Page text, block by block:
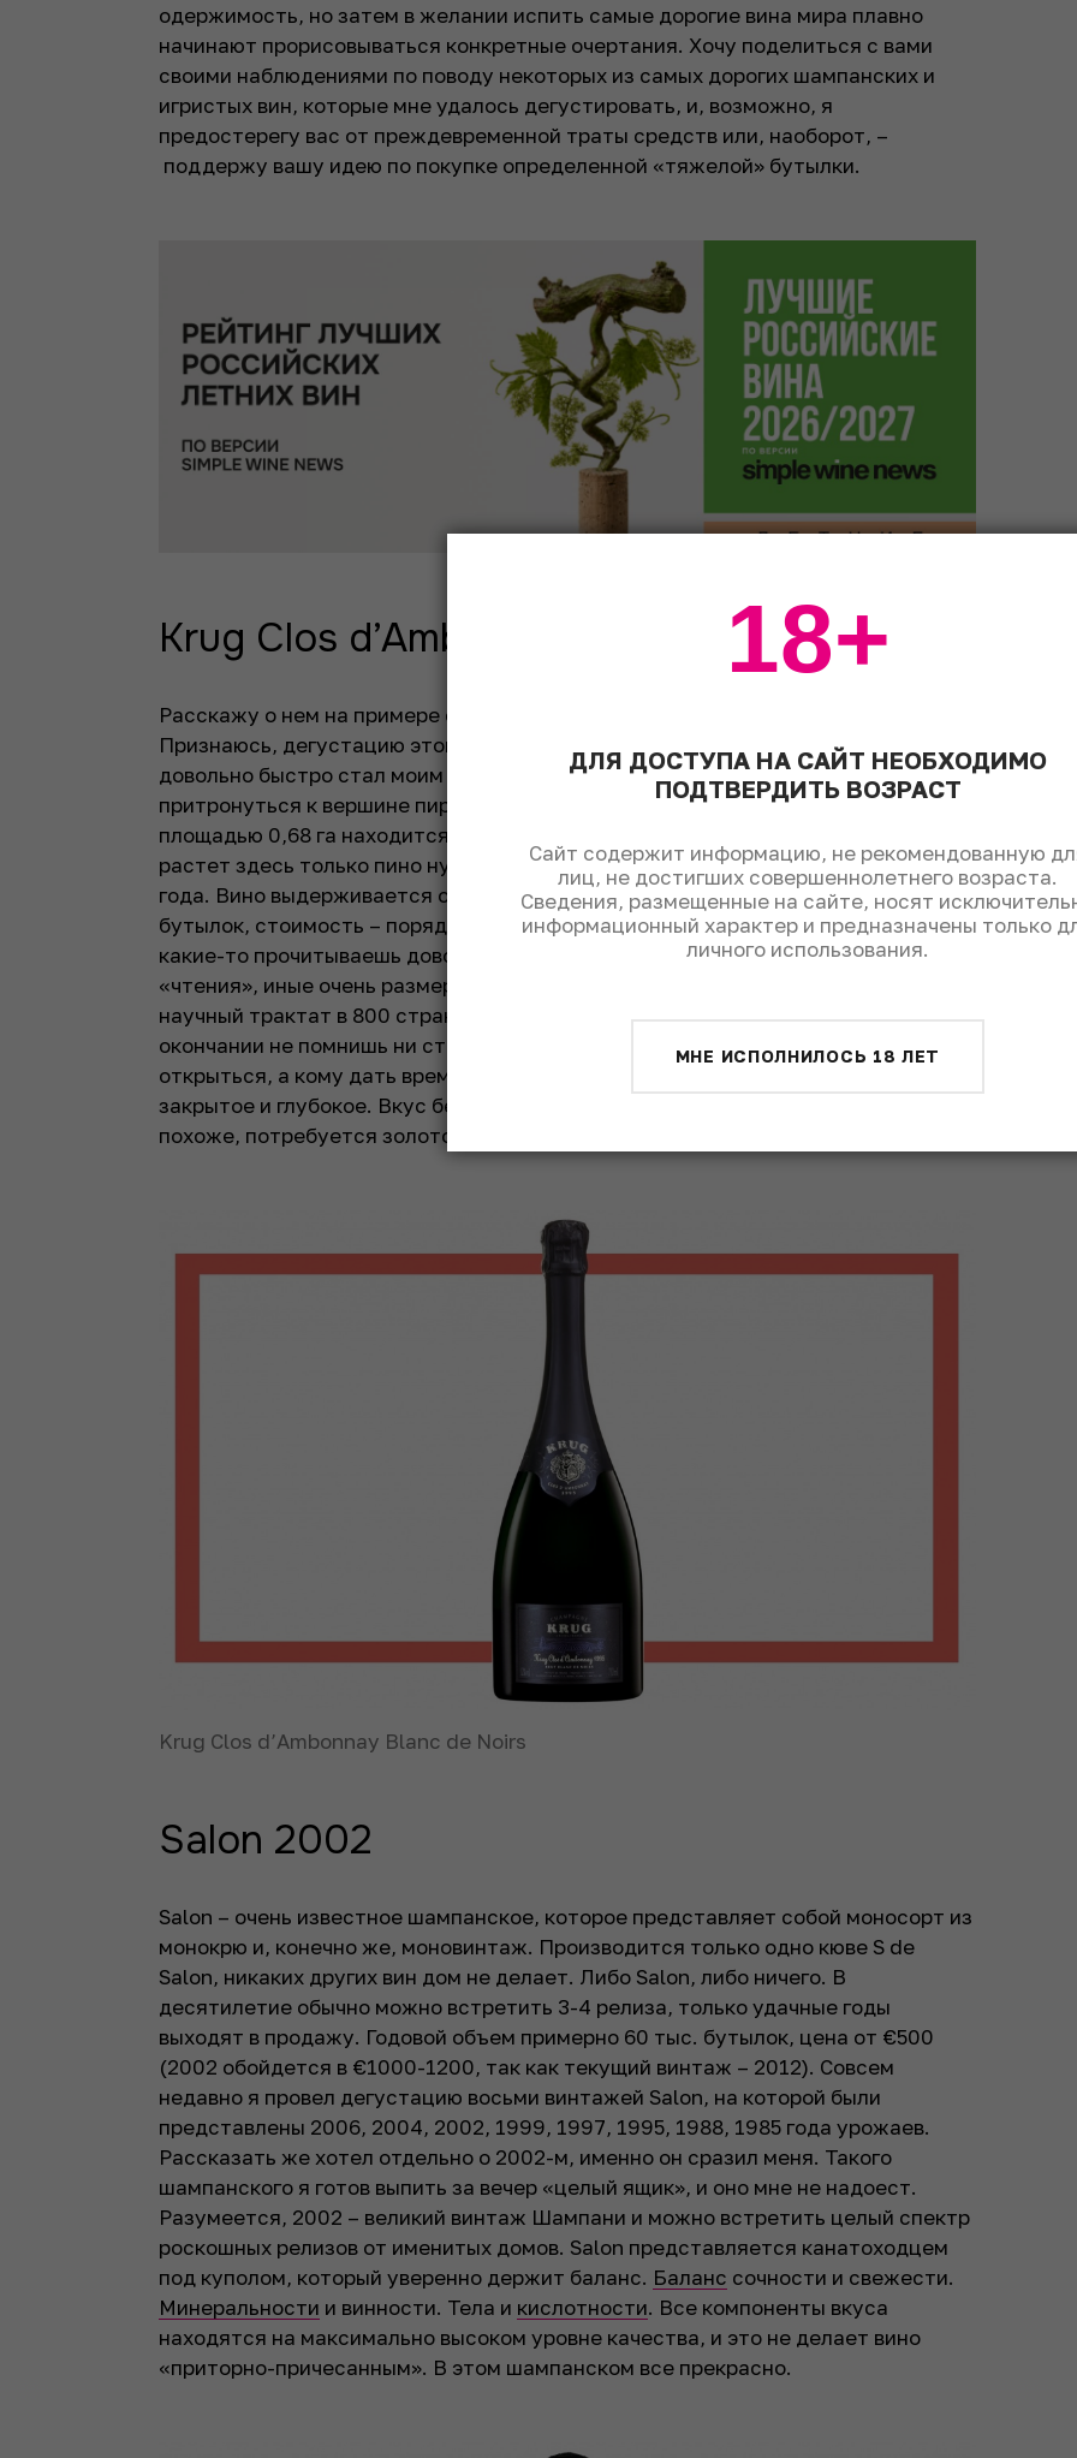
одержимость, но затем в желании испить самые дорогие вина мира плавно
начинают прорисовываться конкретные очертания. Хочу поделиться с вами
своими наблюдениями по поводу некоторых из самых дорогих шампанских и
игристых вин, которые мне удалось дегустировать, и, возможно, я
предостерегу вас от преждевременной траты средств или, наоборот, –
поддержу вашу идею по покупке определенной «тяжелой» бутылки.
Krug Clos d’Ambonnay Blanc de Noirs
Расскажу о нем на примере самого первого винтажа этого кюве – 1995.
Признаюсь, дегустацию этого шампанского я жаждал долгие годы. Krug
довольно быстро стал моим фаворитом среди шампанских домов, но
притронуться к вершине пирамиды долгое время не удавалось. Виноградник
площадью 0,68 га находится в деревушке Ambonnay в Монтань де Реймс,
растет здесь только пино нуар. Это самое молодое приобретение Krug c 1994
года. Вино выдерживается около 12 лет на осадке, годовой объем – 5000
бутылок, стоимость – порядка €3500. Мне нравится сравнение вин с книгами:
какие-то прочитываешь довольно быстро, и вкус сохраняется в процессе всего
«чтения», иные очень размеренные и медленные. Clos d’Ambonnay – похож на
научный трактат в 800 страниц. Ты долго и скрупулезно его штудируешь, но по
окончании не помнишь ни страницы. Это шампанское явно выбирает, кому
открыться, а кому дать время подрасти. Очень сложное, невыраженное,
закрытое и глубокое. Вкус безупречный, но, чтобы ощутить его на все сто,
похоже, потребуется золотой ключик.
Krug Clos d’Ambonnay Blanc de Noirs
Salon 2002
Salon – очень известное шампанское, которое представляет собой моносорт из
монокрю и, конечно же, моновинтаж. Производится только одно кюве S de
Salon, никаких других вин дом не делает. Либо Salon, либо ничего. В
десятилетие обычно можно встретить 3-4 релиза, только удачные годы
выходят в продажу. Годовой объем примерно 60 тыс. бутылок, цена от €500
(2002 обойдется в €1000-1200, так как текущий винтаж – 2012). Совсем
недавно я провел дегустацию восьми винтажей Salon, на которой были
представлены 2006, 2004, 2002, 1999, 1997, 1995, 1988, 1985 года урожаев.
Рассказать же хотел отдельно о 2002-м, именно он сразил меня. Такого
шампанского я готов выпить за вечер «целый ящик», и оно мне не надоест.
Разумеется, 2002 – великий винтаж Шампани и можно встретить целый спектр
роскошных релизов от именитых домов. Salon представляется канатоходцем
под куполом, который уверенно держит баланс. Баланс сочности и свежести.
Минеральности и винности. Тела и кислотности. Все компоненты вкуса
находятся на максимально высоком уровне качества, и это не делает вино
«приторно-причесанным». В этом шампанском все прекрасно.
ДЛЯ ДОСТУПА НА САЙТ НЕОБХОДИМО
ПОДТВЕРДИТЬ ВОЗРАСТ
Сайт содержит информацию, не рекомендованную
лиц, не достигших совершеннолетнего возраста.
Сведения, размещенные на сайте, носят
информационный характер и предназначены только
личного использования.
МНЕ ИСПОЛНИЛОСЬ 18 ЛЕТ
18+